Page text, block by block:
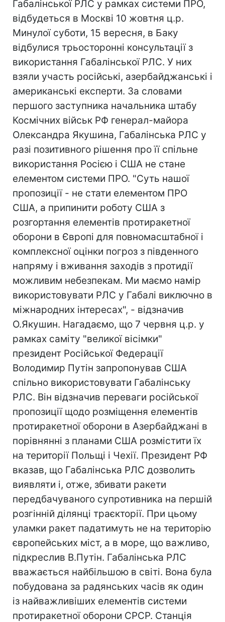
Габалінської РЛС у рамках системи ПРО,
відбудеться в Москві 10 жовтня ц.р.
Минулої суботи, 15 вересня, в Баку
відбулися трьосторонні консультації з
використання Габалінської РЛС. У них
взяли участь російські, азербайджанські і
американські експерти. За словами
першого заступника начальника штабу
Космічних військ РФ генерал-майора
Олександра Якушина, Габалінська РЛС у
разі позитивного рішення про її спільне
використання Росією і США не стане
елементом системи ПРО. "Суть нашої
пропозиції - не стати елементом ПРО
США, а припинити роботу США з
розгортання елементів протиракетної
оборони в Європі для повномасштабної і
комплексної оцінки погроз з південного
напряму і вживання заходів з протидії
можливим небезпекам. Ми маємо намір
використовувати РЛС у Габалі виключно в
міжнародних інтересах", - відзначив
О.Якушин. Нагадаємо, що 7 червня ц.р. у
рамках саміту "великої вісімки"
президент Російської Федерації
Володимир Путін запропонував США
спільно використовувати Габалінську
РЛС. Він відзначив переваги російської
пропозиції щодо розміщення елементів
протиракетної оборони в Азербайджані в
порівнянні з планами США розмістити їх
на території Польщі і Чехії. Президент РФ
вказав, що Габалінська РЛС дозволить
виявляти і, отже, збивати ракети
передбачуваного супротивника на першій
розгінній ділянці траєкторії. При цьому
уламки ракет падатимуть не на територію
європейських міст, а в море, що важливо,
підкреслив В.Путін. Габалінська РЛС
вважається найбільшою в світі. Вона була
побудована за радянських часів як один
із найважливіших елементів системи
протиракетної оборони СРСР. Станція